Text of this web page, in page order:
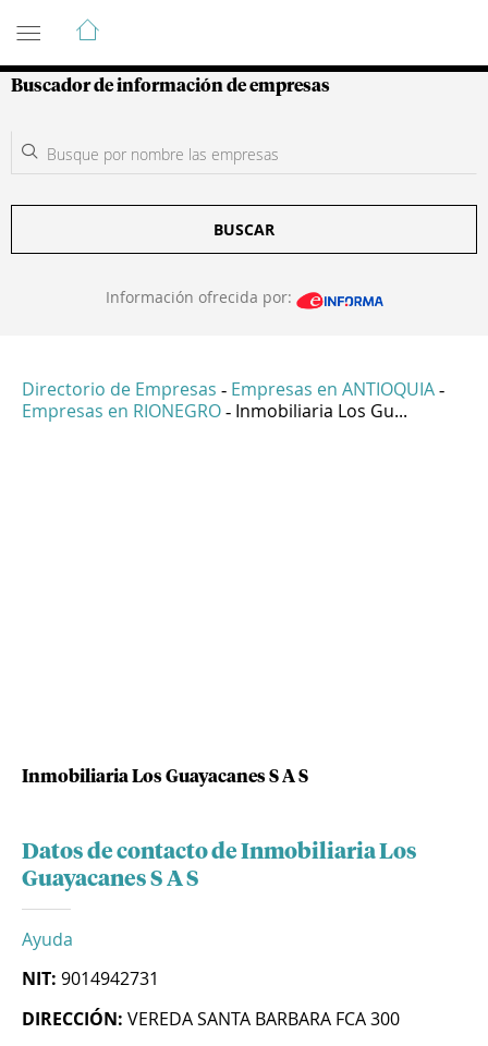
Guía de Empresas Colombianas
Buscador de información de empresas
BUSCAR
Información ofrecida por:
Directorio de Empresas - Empresas en ANTIOQUIA -
Empresas en RIONEGRO - Inmobiliaria Los Gu...
Inmobiliaria Los Guayacanes S A S
Datos de contacto de Inmobiliaria Los
Guayacanes S A S
Ayuda
NIT: 9014942731
DIRECCIÓN: VEREDA SANTA BARBARA FCA 300